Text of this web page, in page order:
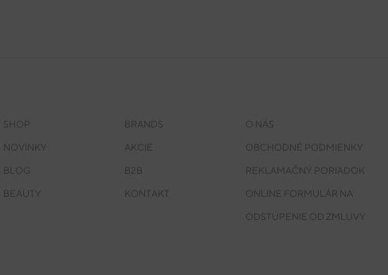
SHOP
BRANDS
NOVINKY
AKCIE
BLOG
B2B
BEAUTY
KONTAKT
O NÁS
OBCHODNÉ PODMIENKY
REKLAMAČNÝ PORIADOK
ONLINE FORMULÁR NA
ODSTÚPENIE OD ZMLUVY